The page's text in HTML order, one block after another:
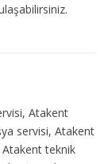
Atakent
servisi, Atakent
Atakent teknik